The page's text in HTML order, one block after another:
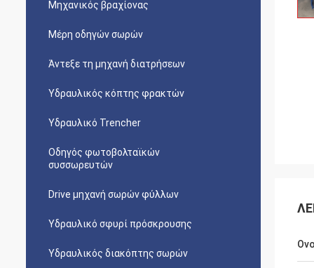
Μηχανικός βραχίονας
Μέρη οδηγών σωρών
Άντεξε τη μηχανή διατρήσεων
Υδραυλικός κόπτης φρακτών
Υδραυλικό Trencher
Οδηγός φωτοβολταϊκών
συσσωρευτών
Drive μηχανή σωρών φύλλων
Υδραυλικό σφυρί πρόσκρουσης
Υδραυλικός διακόπτης σωρών